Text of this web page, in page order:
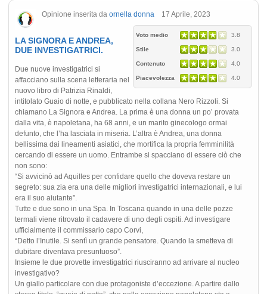
Opinione inserita da ornella donna 17 Aprile, 2023
Voto medio 3.8
Stile 3.0
Contenuto 4.0
Piacevolezza 4.0
LA SIGNORA E ANDREA,
DUE INVESTIGATRICI.
Due nuove investigatrici si
affacciano sulla scena letteraria nel
nuovo libro di Patrizia Rinaldi,
intitolato Guaio di notte, e pubblicato nella collana Nero Rizzoli. Si
chiamano La Signora e Andrea. La prima è una donna un po’ provata
dalla vita, è napoletana, ha 68 anni, e un marito ginecologo ormai
defunto, che l’ha lasciata in miseria. L’altra è Andrea, una donna
bellissima dai lineamenti asiatici, che mortifica la propria femminilità
cercando di essere un uomo. Entrambe si spacciano di essere ciò che
non sono:
“Si avvicinò ad Aquilles per confidare quello che doveva restare un
segreto: sua zia era una delle migliori investigatrici internazionali, e lui
era il suo aiutante”.
Tutte e due sono in una Spa. In Toscana quando in una delle pozze
termali viene ritrovato il cadavere di uno degli ospiti. Ad investigare
ufficialmente il commissario capo Corvi,
“Detto l’Inutile. Si sentì un grande pensatore. Quando la smetteva di
dubitare diventava presuntuoso”.
Insieme le due provette investigatrici riusciranno ad arrivare al nucleo
investigativo?
Un giallo particolare con due protagoniste d’eccezione. A partire dallo